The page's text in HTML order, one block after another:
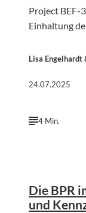
Project BEF-
Einhaltung
Lisa Engelhardt
24.07.2025
4 Min.
Die BPR
und